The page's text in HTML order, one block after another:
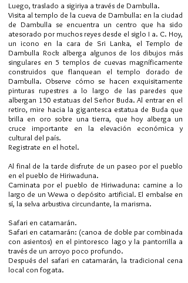
Luego, traslado a sigiriya a través de Dambulla.
Visita al templo de la cueva de Dambulla: en la ciudad
de Dambulla se encuentra un centro que ha sido
atesorado por muchos reyes desde el siglo I a. C. Hoy,
un icono en la cara de Sri Lanka, el Templo de
Dambulla Rock alberga algunos de los dibujos más
singulares en 5 templos de cuevas magníficamente
construidos que flanquean el templo dorado de
Dambulla. Observe cómo se hacen exquisitamente
pinturas rupestres a lo largo de las paredes que
albergan 150 estatuas del Señor Buda. Al entrar en el
retiro, mire hacia la gigantesca estatua de Buda que
brilla en oro sobre una tierra, que hoy alberga un
cruce importante en la elevación económica y
cultural del país.
Registrate en el hotel.
Al final de la tarde disfrute de un paseo por el pueblo
en el pueblo de Hiriwaduna.
Caminata por el pueblo de Hiriwaduna: camine a lo
largo de un Wewa o depósito artificial. El embalse en
sí, la selva arbustiva circundante, la marisma.
Safari en catamarán.
Safari en catamarán: (canoa de doble par combinada
con asientos) en el pintoresco lago y la pantorrilla a
través de un arroyo poco profundo.
Después del safari en catamarán, la tradicional cena
local con fogata.